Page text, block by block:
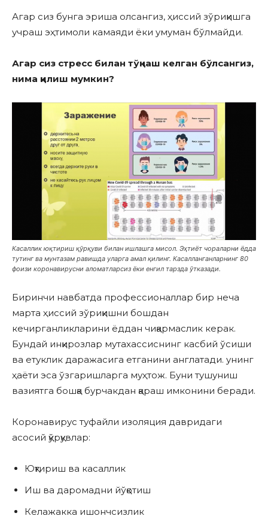
Агар сиз бунга эриша олсангиз, ҳиссий зўриқишга
учраш эҳтимоли камаяди ёки умуман бўлмайди.
Агар сиз стресс билан тўқнаш келган бўлсангиз,
нима қилиш мумкин?
Касаллик юқтириш қўрқуви билан ишлашга мисол. Эҳтиёт чораларни ёдда
тутинг ва мунтазам равишда уларга амал қилинг. Касалланганларнинг 80
фоизи коронавирусни аломатларсиз ёки енгил тарзда ўтказади.
Биринчи навбатда профессионаллар бир неча
марта ҳиссий зўриқишни бошдан
кечирганликларини ёддан чиқармаслик керак.
Бундай инқирозлар мутахассиснинг касбий ўсиши
ва етуклик даражасига етганини англатади. унинг
ҳаёти эса ўзгаришларга муҳтож. Буни тушуниш
вазиятга бошқа бурчакдан қараш имконини беради.
Коронавирус туфайли изоляция давридаги
асосий қўрқувлар:
Юқтириш ва касаллик
Иш ва даромадни йўқотиш
Келажакка ишончсизлик